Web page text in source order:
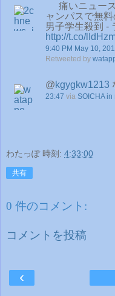
痛いニュー
ャンパスで無
男子学生殺到 -
http://t.co/
9:40 PM May 10,
Retweeted by
@kgygkw1213
23:47 via SOICHA in
わたっぽ 時刻: 4:33:00
共有
0 件のコメント:
コメントを投稿
‹